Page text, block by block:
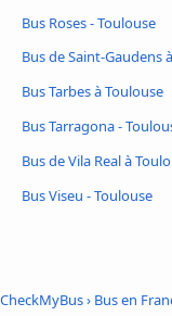
Bus Roses - Toulouse
Bus de Saint-Gaudens
Bus Tarbes à Toulouse
Bus Tarragona -
Bus de Vila Real à
Bus Viseu - Toulouse
CheckMyBus› Bus en